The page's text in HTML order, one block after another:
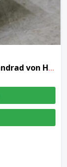
Achsensteuerung/elektronisches Handrad von Hitachi Seiki – F93642274 / HC400